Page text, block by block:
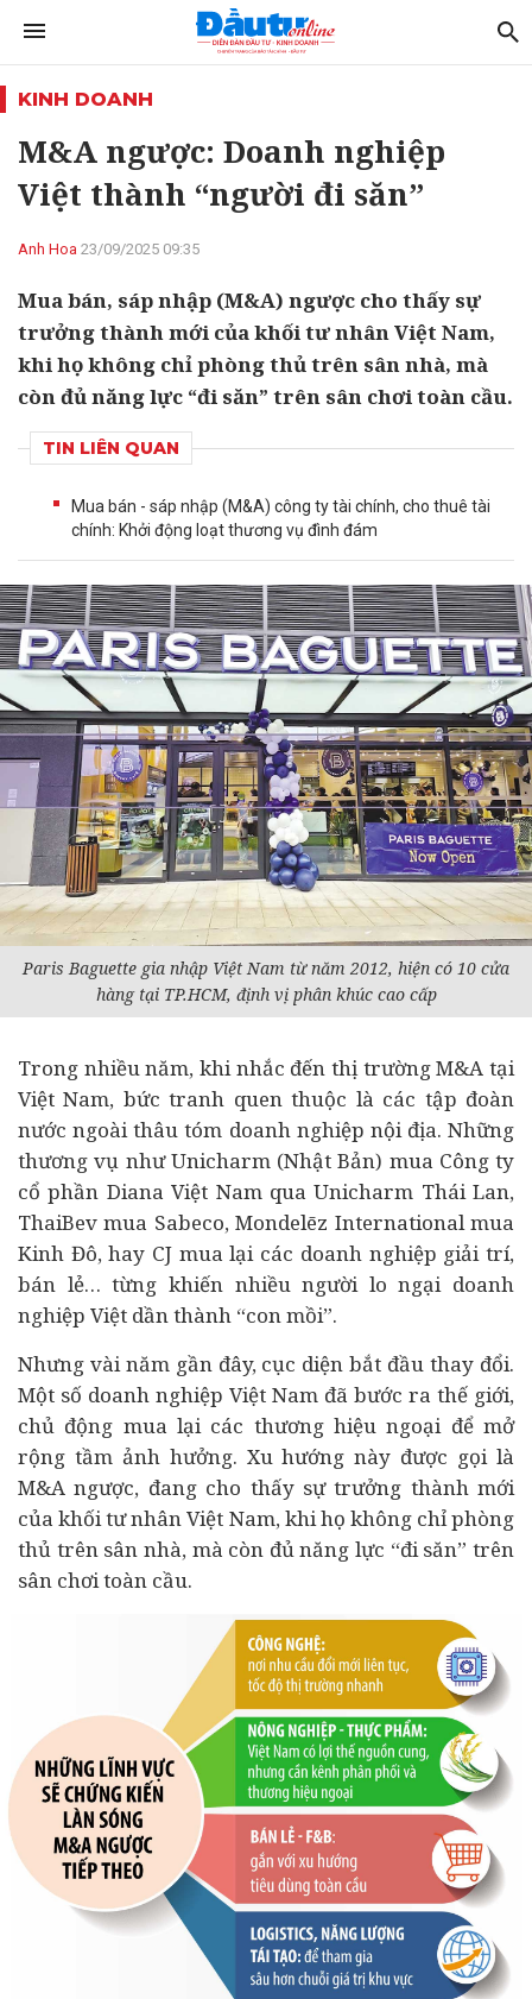
KINH DOANH
M&A ngược: Doanh nghiệp
Việt thành “người đi săn”
Anh Hoa 23/09/2025 09:35
Mua bán, sáp nhập (M&A) ngược cho thấy sự
trưởng thành mới của khối tư nhân Việt Nam,
khi họ không chỉ phòng thủ trên sân nhà, mà
còn đủ năng lực “đi săn” trên sân chơi toàn cầu.
TIN LIÊN QUAN
Mua bán - sáp nhập (M&A) công ty tài chính, cho thuê tài
chính: Khởi động loạt thương vụ đình đám
Paris Baguette gia nhập Việt Nam từ năm 2012, hiện có 10 cửa
hàng tại TP.HCM, định vị phân khúc cao cấp
Trong nhiều năm, khi nhắc đến thị trườngM&A tại
Việt Nam, bức tranh quen thuộc là các tập đoàn
nước ngoài thâu tóm doanh nghiệp nội địa. Những
thương vụ như Unicharm (Nhật Bản) mua Công ty
cổ phần Diana Việt Nam qua Unicharm Thái Lan,
ThaiBev mua Sabeco, Mondelēz International mua
Kinh Đô, hay CJ mua lại các doanh nghiệp giải trí,
bán lẻ… từng khiến nhiều người lo ngại doanh
nghiệp Việt dần thành “con mồi”.
Nhưng vài năm gần đây, cục diện bắt đầu thay đổi.
Một số doanh nghiệp Việt Nam đã bước ra thế giới,
chủ động mua lại các thương hiệu ngoại để mở
rộng tầm ảnh hưởng. Xu hướng này được gọi là
M&A ngược, đang cho thấy sự trưởng thành mới
của khối tư nhân Việt Nam, khi họ không chỉ phòng
thủ trên sân nhà, mà còn đủ năng lực “đi săn” trên
sân chơi toàn cầu.